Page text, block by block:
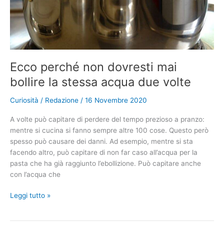
Ecco perché non dovresti mai
bollire la stessa acqua due volte
Curiosità / Redazione / 16 Novembre 2020
A volte può capitare di perdere del tempo prezioso a pranzo:
mentre si cucina si fanno sempre altre 100 cose. Questo però
spesso può causare dei danni. Ad esempio, mentre si sta
facendo altro, può capitare di non far caso all’acqua per la
pasta che ha già raggiunto l’ebollizione. Può capitare anche
con l’acqua che
Ecco
Leggi tutto »